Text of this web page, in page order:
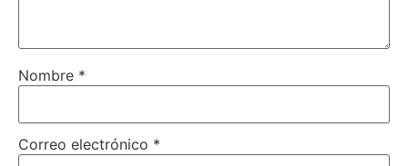
Nombre *
Correo electrónico *